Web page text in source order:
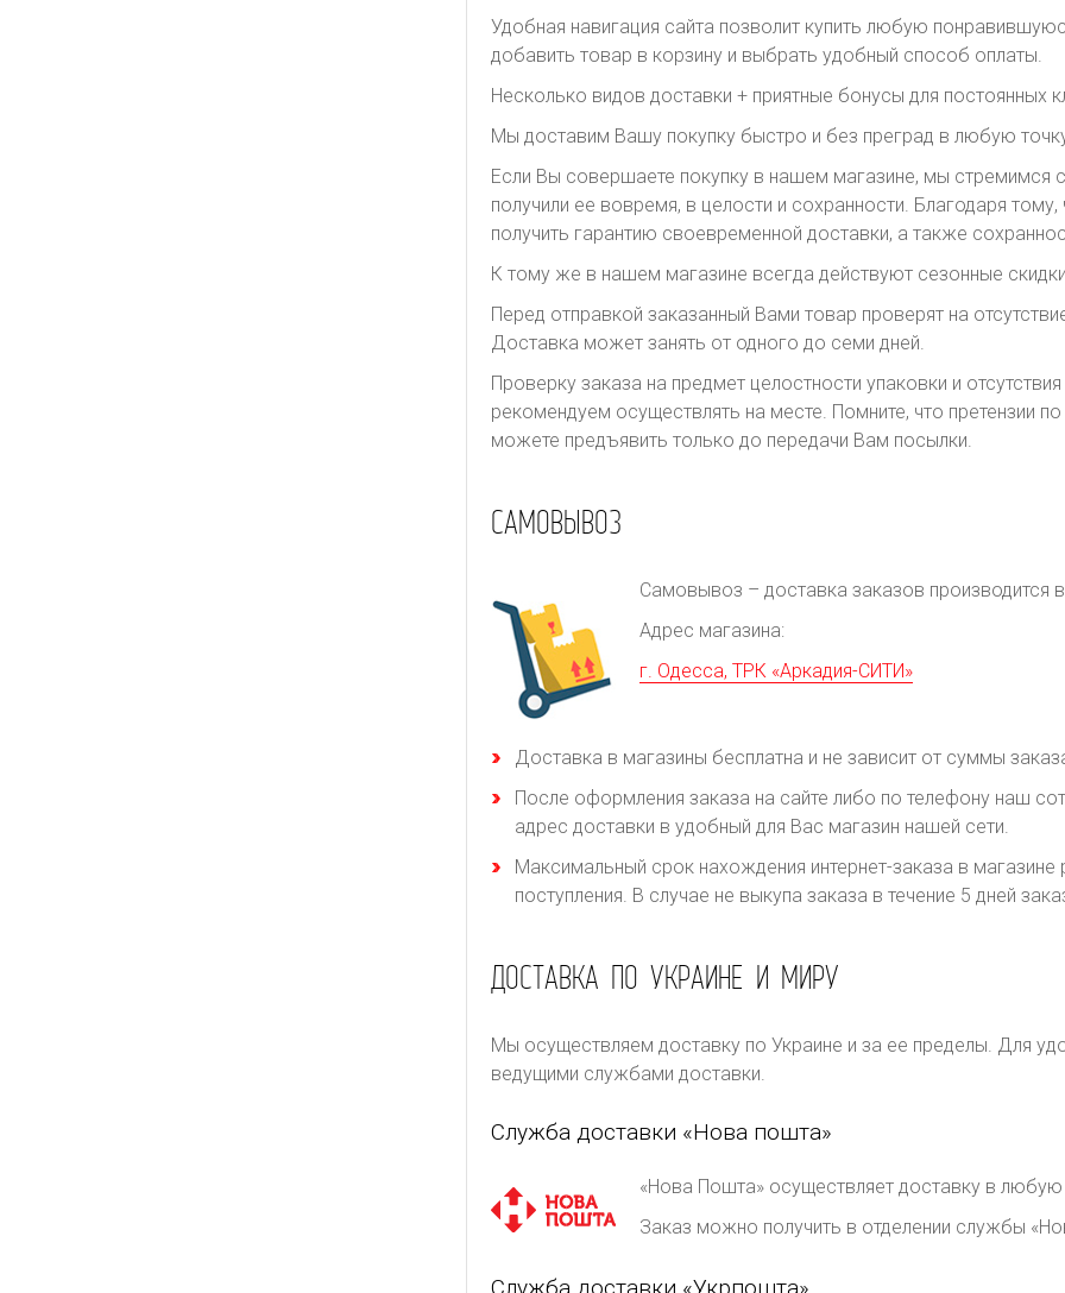
Удобная навигация сайта позволит купить любую
добавить товар в корзину и выбрать удобный способ оплаты.
Несколько видов доставки + приятные бонусы для постоянных
Мы доставим Вашу покупку быстро и без преград в любую
Если Вы совершаете покупку в нашем магазине, мы стремимся
получили ее вовремя, в целости и сохранности. Благодаря
получить гарантию своевременной доставки, а также
К тому же в нашем магазине всегда действуют сезонные
Перед отправкой заказанный Вами товар проверят на
Доставка может занять от одного до семи дней.
Проверку заказа на предмет целостности упаковки и
рекомендуем осуществлять на месте. Помните, что претензии
можете предъявить только до передачи Вам посылки.
САМОВЫВОЗ
Самовывоз – доставка заказов производится
Адрес магазина:
г. Одесса, ТРК «Аркадия-СИТИ»
Доставка в магазины бесплатна и не зависит от суммы
После оформления заказа на сайте либо по телефону наш
адрес доставки в удобный для Вас магазин нашей сети.
Максимальный срок нахождения интернет-заказа в
поступления. В случае не выкупа заказа в течение 5 дней
ДОСТАВКА ПО УКРАИНЕ И МИРУ
Мы осуществляем доставку по Украине и за ее пределы. Для
ведущими службами доставки.
Служба доставки «Нова пошта»
«Нова Пошта» осуществляет доставку в любую
Заказ можно получить в отделении службы